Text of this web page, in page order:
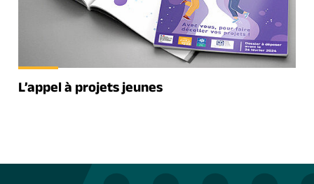
L’appel à projets jeunes